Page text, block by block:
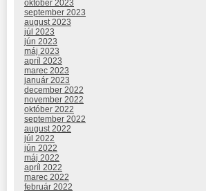
október 2023
september 2023
august 2023
júl 2023
jún 2023
máj 2023
apríl 2023
marec 2023
január 2023
december 2022
november 2022
október 2022
september 2022
august 2022
júl 2022
jún 2022
máj 2022
apríl 2022
marec 2022
február 2022